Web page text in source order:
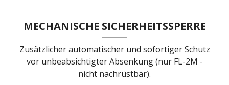
MECHANISCHE SICHERHEITSSPERRE
Zusätzlicher automatischer und sofortiger Schutz
vor unbeabsichtigter Absenkung (nur FL-2M -
nicht nachrüstbar).